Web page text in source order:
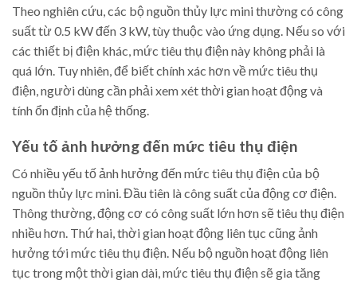
Theo nghiên cứu, các bộ nguồn thủy lực mini thường có công
suất từ 0.5 kW đến 3 kW, tùy thuộc vào ứng dụng. Nếu so với
các thiết bị điện khác, mức tiêu thụ điện này không phải là
quá lớn. Tuy nhiên, để biết chính xác hơn về mức tiêu thụ
điện, người dùng cần phải xem xét thời gian hoạt động và
tính ổn định của hệ thống.
Yếu tố ảnh hưởng đến mức tiêu thụ điện
Có nhiều yếu tố ảnh hưởng đến mức tiêu thụ điện của bộ
nguồn thủy lực mini. Đầu tiên là công suất của động cơ điện.
Thông thường, động cơ có công suất lớn hơn sẽ tiêu thụ điện
nhiều hơn. Thứ hai, thời gian hoạt động liên tục cũng ảnh
hưởng tới mức tiêu thụ điện. Nếu bộ nguồn hoạt động liên
tục trong một thời gian dài, mức tiêu thụ điện sẽ gia tăng